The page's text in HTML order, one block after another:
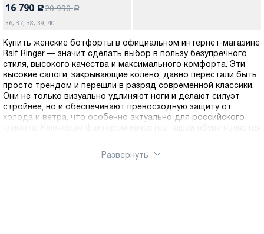
16 790 c20 990a
36, 37, 38, 39, 40
Купить женские ботфорты в официальном интернет-магазине
Ralf Ringer — значит сделать выбор в пользу безупречного
стиля, высокого качества и максимального комфорта. Эти
высокие сапоги, закрывающие колено, давно перестали быть
просто трендом и перешли в разряд современной классики.
Они не только визуально удлиняют ноги и делают силуэт
стройнее, но и обеспечивают превосходную защиту от
холода и ветра, что особенно актуально для российского
из которой изготовлены модели, — это гарантия
долговечности и идеальной посадки. Для высоких сапог
Развернуть